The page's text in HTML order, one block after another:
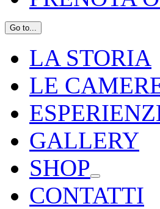
Go to...
LA STORIA
LE
GALLERY
SHOP
CONTATTI